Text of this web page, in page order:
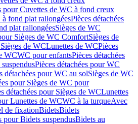
pour Cuvettes de WC à fond creux
fond plat rallongéesPièces détachées
plat rallongéesSièges de WC
Sièges de WC ComfortSièges de
de WCLunettes de WCPièces
WCWC pour enfantsPièces détachées
Pièces détachées pour WC
détachées pour WC au solSièges de WC
pour Sièges de WC pour
détachées pour Sièges de WCLunettes
Lunettes de WCWC à la turqueAvec
de fixationBidetsBidets
pour Bidets suspendusBidets au